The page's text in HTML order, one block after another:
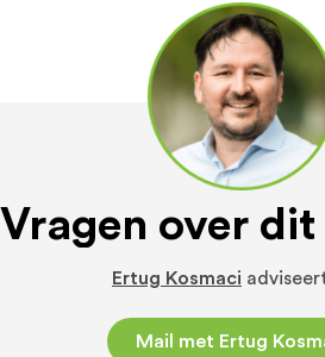
Vragen over
Ertug Kosmaci
Mail met Ertug